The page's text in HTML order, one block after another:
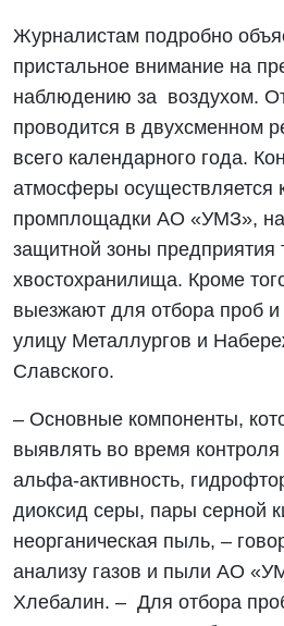
Журналистам подробно
пристальное внимание на
наблюдению за воздухом.
проводится в двухсменном
всего календарного года.
атмосферы осуществляется
промплощадки АО «УМЗ», на
защитной зоны предприятия
хвостохранилища. Кроме
выезжают для отбора проб
улицу Металлургов и
Славского.
– Основные компоненты,
выявлять во время
альфа-активность,
диоксид серы, пары серной
неорганическая пыль, –
анализу газов и пыли АО
Хлебалин. – Для отбора